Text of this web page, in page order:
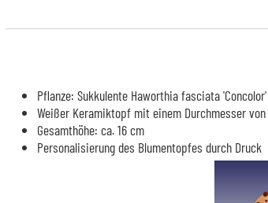
Pflanze: Sukkulente Haworthia fasciata 'Concolor'
Weißer Keramiktopf mit einem Durchmesser
Gesamthöhe: ca. 16 cm
Personalisierung des Blumentopfes durch Druck